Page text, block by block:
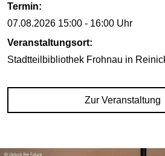
Termin:
07.08.2026 15:00 - 16:00 Uhr
Veranstaltungsort:
Stadtteilbibliothek Frohnau in
Zur Veranstaltung